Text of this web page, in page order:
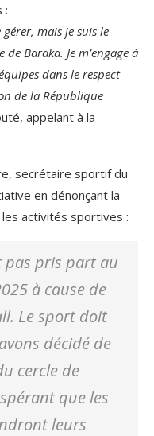
:
mais je suis le
Baraka. Je m’engage à
dans le respect
de la République
appelant à la
secrétaire sportif du
en dénonçant la
activités sportives :
pas pris part au
à cause de
Le sport doit
décidé de
cercle de
que les
leurs